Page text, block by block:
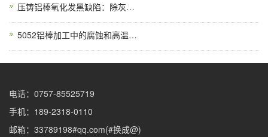
压铸铝棒氧化发黑缺陷：除灰工艺与纳米封孔技术
5052铝棒加工中的腐蚀和高温氧化
电话：0757-85525719
手机：189-2318-0110
邮箱：33789198#qq.com(#换成@)